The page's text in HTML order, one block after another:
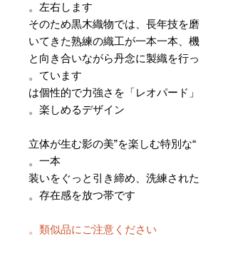
左右します。
そのため黒木織物では、長年技を磨
いてきた熟練の織工が一本一本、機
と向き合いながら丹念に製織を行っ
ています。
「レオパード」は個性的で力強さを
楽しめるデザイン。
“立体が生む影の美”を楽しむ特別な
一本。
装いをぐっと引き締め、洗練された
存在感を放つ帯です。
類似品にご注意ください。